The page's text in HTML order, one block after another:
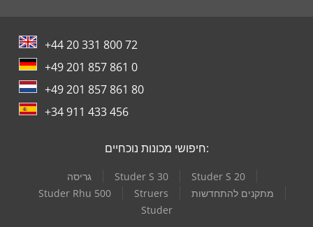
+44 20 331 800 72
+49 201 857 861 0
+49 201 857 861 80
+34 911 433 456
חיפושי מכונות נוכחיים:
גריסה Studer S 30
Studer S 20
Studer Rhu 500
Struers
מתקנים להתחדשות
Studer